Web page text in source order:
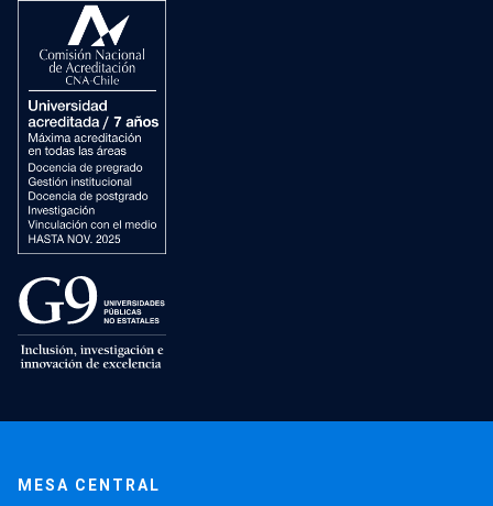
MESA CENTRAL